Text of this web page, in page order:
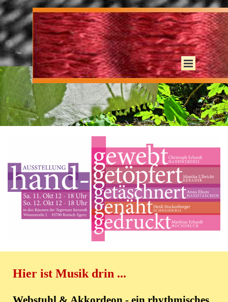
Direkt zum Seiteninhalt
Menü überspringen
Hier ist Musik drin ...